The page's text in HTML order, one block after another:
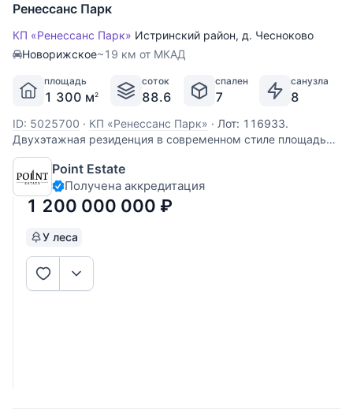
Ренессанс Парк
КП «Ренессанс Парк» Истринский район, д. Чесноково
Новорижское~19 км от МКАД
площадь
1 300 м2
соток
88.6
спален
7
санузла
8
ID: 5025700 · КП «Ренессанс Парк» · Лот: 116933.
Двухэтажная резиденция в современном стиле площадью
1250 м2 расположена на просторном участке 90 соток на
границе с лесом в поселке «Ренессанс Парк» —
капитальный дом возведен по архитектурному проекту
бюро La Project, дизайнерская
Point Estate
Получена аккредитация
1 200 000 000 ₽
У леса